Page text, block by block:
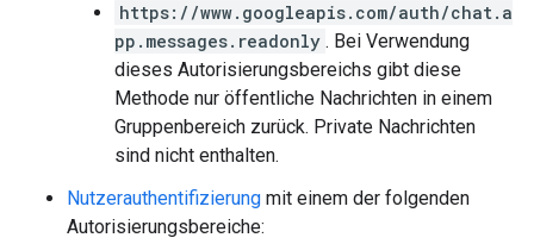
https://www.googleapis.com/auth/chat.a
pp.messages.readonly . Bei Verwendung
dieses Autorisierungsbereichs gibt diese
Methode nur öffentliche Nachrichten in einem
Gruppenbereich zurück. Private Nachrichten
sind nicht enthalten.
Nutzerauthentifizierung mit einem der folgenden
Autorisierungsbereiche: